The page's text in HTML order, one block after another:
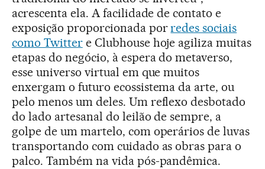
acrescenta ela. A facilidade de contato e
exposição proporcionada porredes sociais
como Twittere Clubhouse hoje agiliza muitas
etapas do negócio, à espera do metaverso,
esse universo virtual em que muitos
enxergam o futuro ecossistema da arte, ou
pelo menos um deles. Um reflexo desbotado
do lado artesanal do leilão de sempre, a
golpe de um martelo, com operários de luvas
transportando com cuidado as obras para o
palco. Também na vida pós-pandêmica.